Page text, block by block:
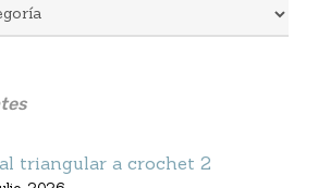
triangular a crochet 2